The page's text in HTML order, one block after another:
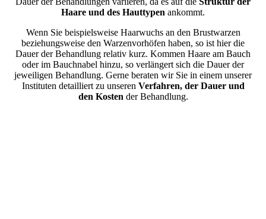
Haare und des Hauttypen ankommt.
Wenn Sie beispielsweise Haarwuchs an den Brustwarzen
beziehungsweise den Warzenvorhöfen haben, so ist hier die
Dauer der Behandlung relativ kurz. Kommen Haare am Bauch
oder im Bauchnabel hinzu, so verlängert sich die Dauer der
jeweiligen Behandlung. Gerne beraten wir Sie in einem unserer
Instituten detailliert zu unseren Verfahren, der Dauer und
den Kosten der Behandlung.